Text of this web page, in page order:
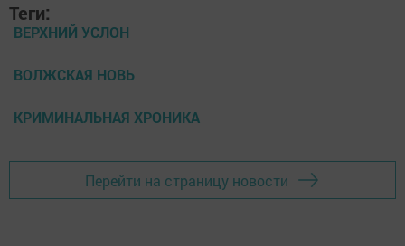
Теги:
ВЕРХНИЙ УСЛОН
ВОЛЖСКАЯ НОВЬ
КРИМИНАЛЬНАЯ ХРОНИКА
Перейти на страницу новости